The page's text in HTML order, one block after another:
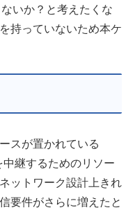
いか？と考えたくな
持っていないため本ケ
スが置かれている
継するためのリソー
ットワーク設計上きれ
要件がさらに増えたと